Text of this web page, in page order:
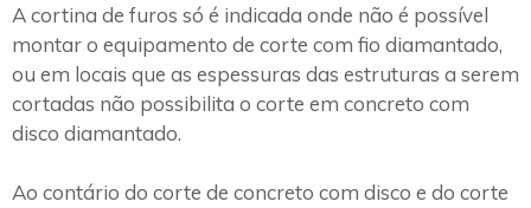
A cortina de furos só é indicada onde não é possível
montar o equipamento de corte com fio diamantado,
ou em locais que as espessuras das estruturas a serem
cortadas não possibilita o corte em concreto com
disco diamantado.
Ao contário do corte de concreto com disco e do corte